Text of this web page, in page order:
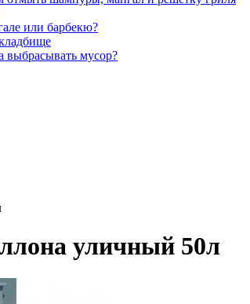
или барбекю?
мусор?
уличный 50л